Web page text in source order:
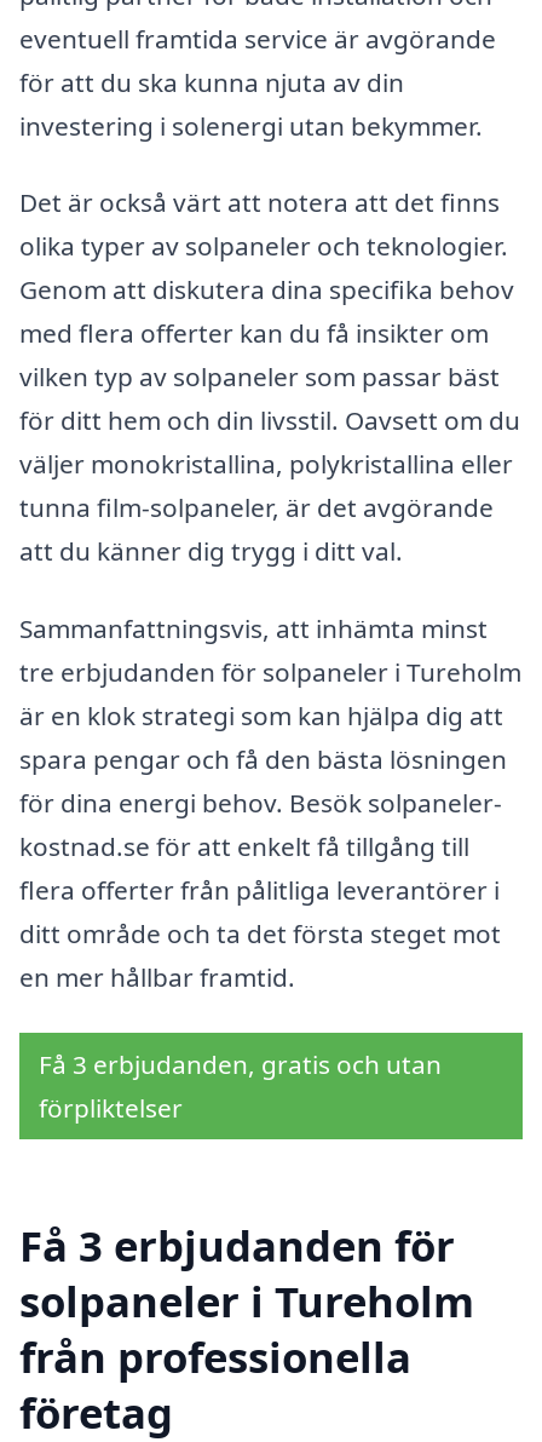
eventuell framtida service är avgörande
för att du ska kunna njuta av din
investering i solenergi utan bekymmer.
Det är också värt att notera att det finns
olika typer av solpaneler och teknologier.
Genom att diskutera dina specifika behov
med flera offerter kan du få insikter om
vilken typ av solpaneler som passar bäst
för ditt hem och din livsstil. Oavsett om du
väljer monokristallina, polykristallina eller
tunna film-solpaneler, är det avgörande
att du känner dig trygg i ditt val.
Sammanfattningsvis, att inhämta minst
tre erbjudanden för solpaneler i Tureholm
är en klok strategi som kan hjälpa dig att
spara pengar och få den bästa lösningen
för dina energi behov. Besök solpaneler-
kostnad.se för att enkelt få tillgång till
flera offerter från pålitliga leverantörer i
ditt område och ta det första steget mot
en mer hållbar framtid.
Få 3 erbjudanden, gratis och utan
förpliktelser
Få 3 erbjudanden för
solpaneler i Tureholm
från professionella
företag